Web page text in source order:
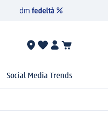
Social Media Trends